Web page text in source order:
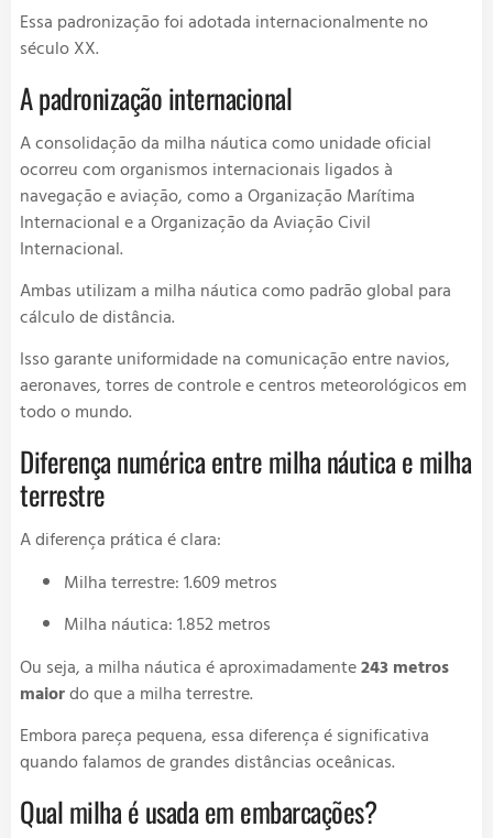
Essa padronização foi adotada internacionalmente no
século XX.
A padronização internacional
A consolidação da milha náutica como unidade oficial
ocorreu com organismos internacionais ligados à
navegação e aviação, como aOrganização Marítima
Internacionale aOrganização da Aviação Civil
Internacional.
Ambas utilizam a milha náutica como padrão global para
cálculo de distância.
Isso garante uniformidade na comunicação entre navios,
aeronaves, torres de controle e centros meteorológicos em
todo o mundo.
Diferença numérica entre milha náutica e milha
terrestre
A diferença prática é clara:
Milha terrestre: 1.609 metros
Milha náutica: 1.852 metros
Ou seja, a milha náutica é aproximadamente243 metros
maiordo que a milha terrestre.
Embora pareça pequena, essa diferença é significativa
quando falamos de grandes distâncias oceânicas.
Qual milha é usada em embarcações?